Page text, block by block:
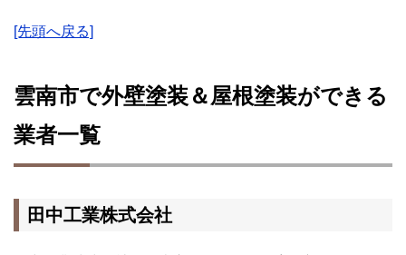
[先頭へ戻る]
雲南市で外壁塗装＆屋根塗装ができる
業者一覧
田中工業株式会社